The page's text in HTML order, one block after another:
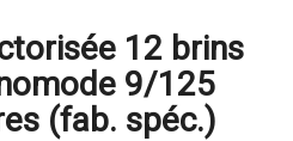
12 brins
9/125
(fab. spéc.)